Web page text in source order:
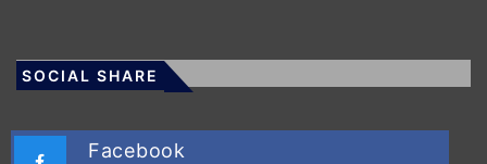
SOCIAL SHARE
Facebook